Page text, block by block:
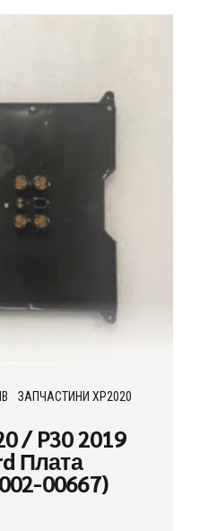
ЗАПЧАСТИНИ XP2020
/ P30 2019
Плата
00667)